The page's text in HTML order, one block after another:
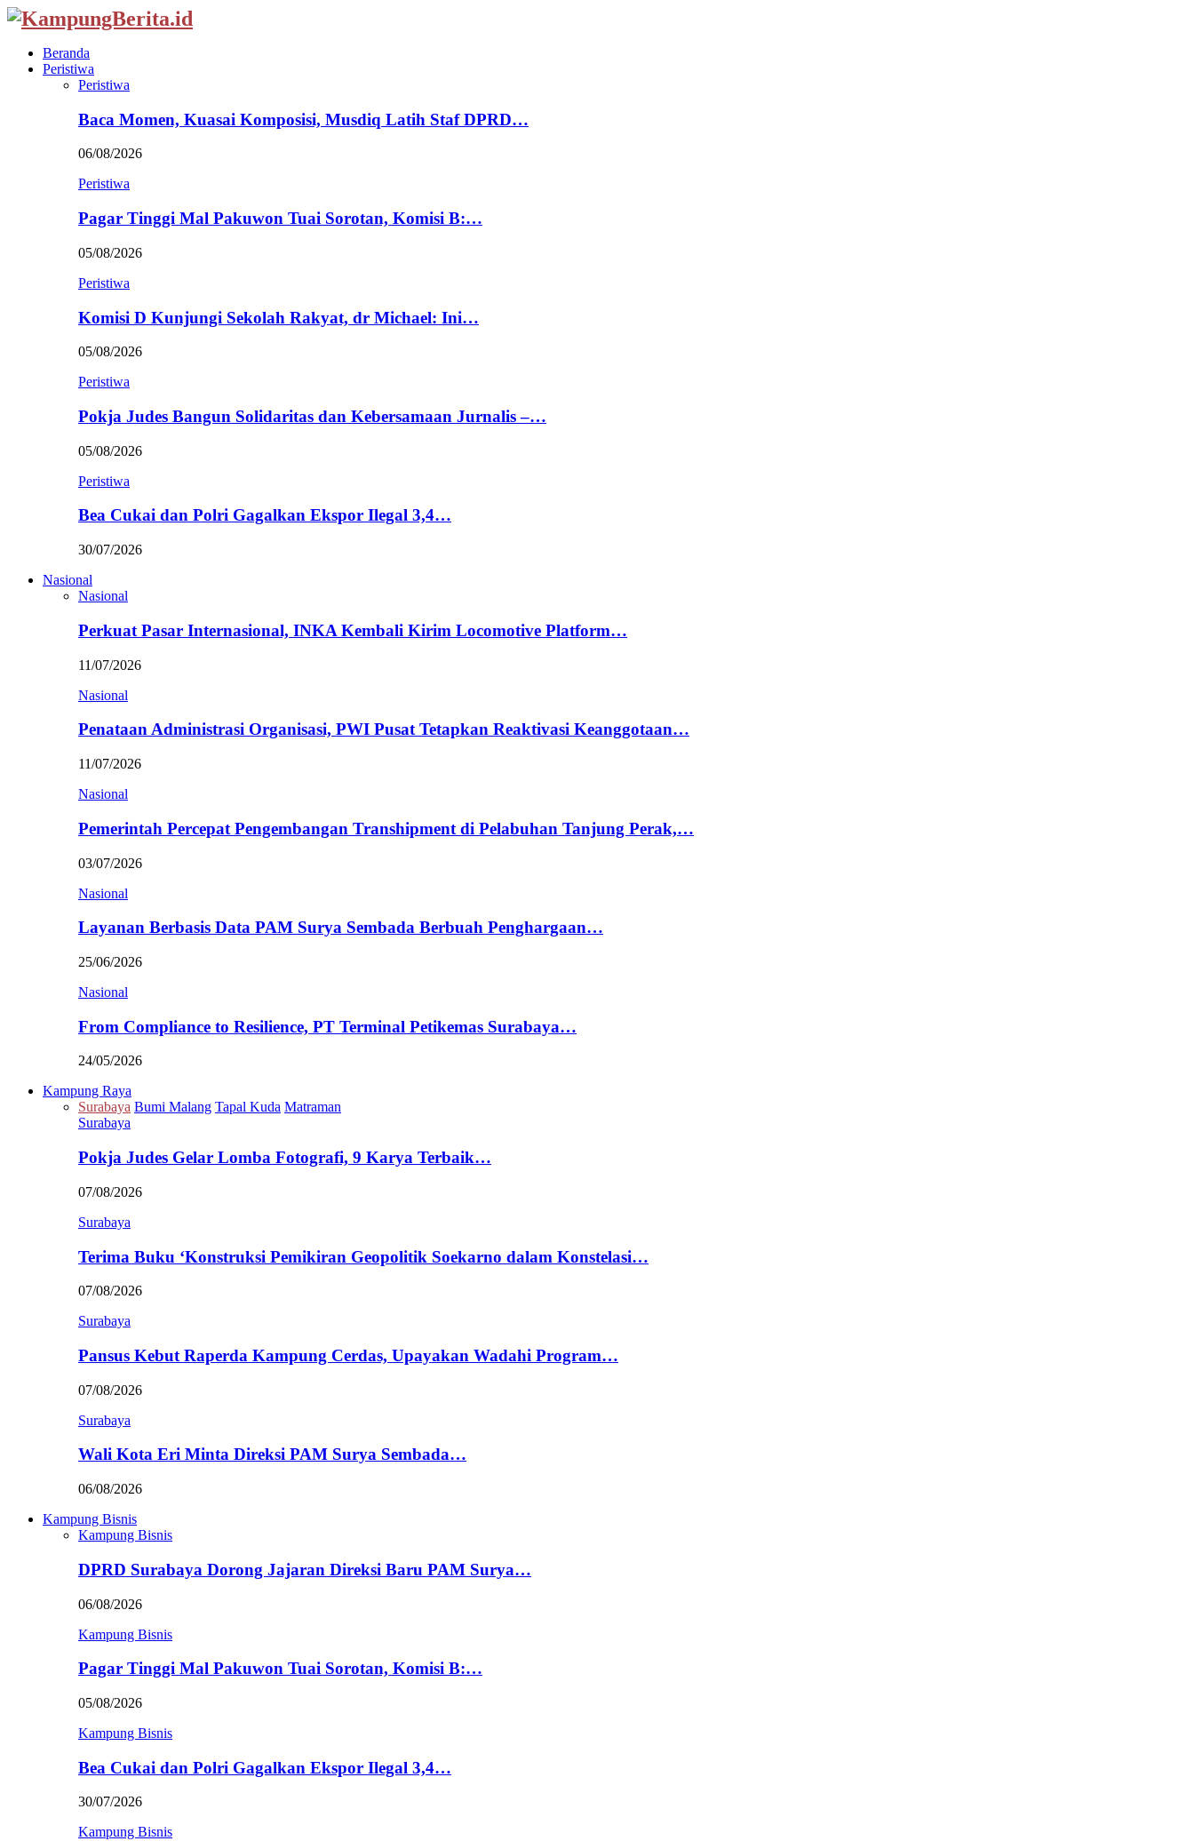
Beranda
Peristiwa
Peristiwa
Baca Momen, Kuasai Komposisi, Musdiq Latih Staf DPRD…
06/08/2026
Peristiwa
Pagar Tinggi Mal Pakuwon Tuai Sorotan, Komisi B:…
05/08/2026
Peristiwa
Komisi D Kunjungi Sekolah Rakyat, dr Michael: Ini…
05/08/2026
Peristiwa
Pokja Judes Bangun Solidaritas dan Kebersamaan Jurnalis –…
05/08/2026
Peristiwa
Bea Cukai dan Polri Gagalkan Ekspor Ilegal 3,4…
30/07/2026
Nasional
Nasional
Perkuat Pasar Internasional, INKA Kembali Kirim Locomotive Platform…
11/07/2026
Nasional
Penataan Administrasi Organisasi, PWI Pusat Tetapkan Reaktivasi Keanggotaan…
11/07/2026
Nasional
Pemerintah Percepat Pengembangan Transhipment di Pelabuhan Tanjung Perak,…
03/07/2026
Nasional
Layanan Berbasis Data PAM Surya Sembada Berbuah Penghargaan…
25/06/2026
Nasional
From Compliance to Resilience, PT Terminal Petikemas Surabaya…
24/05/2026
Kampung Raya
Surabaya Bumi Malang Tapal Kuda Matraman
Surabaya
Pokja Judes Gelar Lomba Fotografi, 9 Karya Terbaik…
07/08/2026
Surabaya
Terima Buku ‘Konstruksi Pemikiran Geopolitik Soekarno dalam Konstelasi…
07/08/2026
Surabaya
Pansus Kebut Raperda Kampung Cerdas, Upayakan Wadahi Program…
07/08/2026
Surabaya
Wali Kota Eri Minta Direksi PAM Surya Sembada…
06/08/2026
Kampung Bisnis
Kampung Bisnis
DPRD Surabaya Dorong Jajaran Direksi Baru PAM Surya…
06/08/2026
Kampung Bisnis
Pagar Tinggi Mal Pakuwon Tuai Sorotan, Komisi B:…
05/08/2026
Kampung Bisnis
Bea Cukai dan Polri Gagalkan Ekspor Ilegal 3,4…
30/07/2026
Kampung Bisnis